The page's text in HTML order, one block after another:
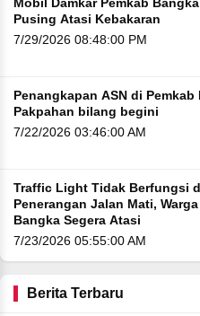
Mobil Damkar Pemkab
Pusing Atasi Kebakaran
7/29/2026 08:48:00 PM
Penangkapan ASN di
Pakpahan bilang begini
7/22/2026 03:46:00 AM
Traffic Light Tidak Berfungsi
Penerangan Jalan Mati,
Bangka Segera Atasi
7/23/2026 05:55:00 AM
Berita Terbaru